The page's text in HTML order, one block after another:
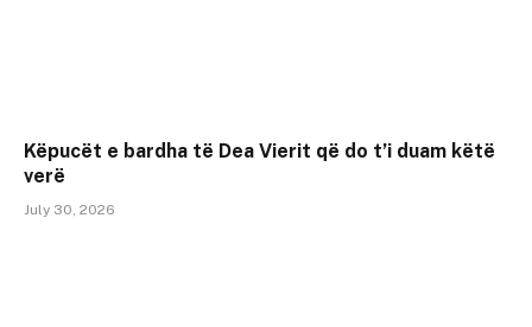
Këpucët e bardha të Dea Vierit që do t’i duam këtë
verë
July 30, 2026